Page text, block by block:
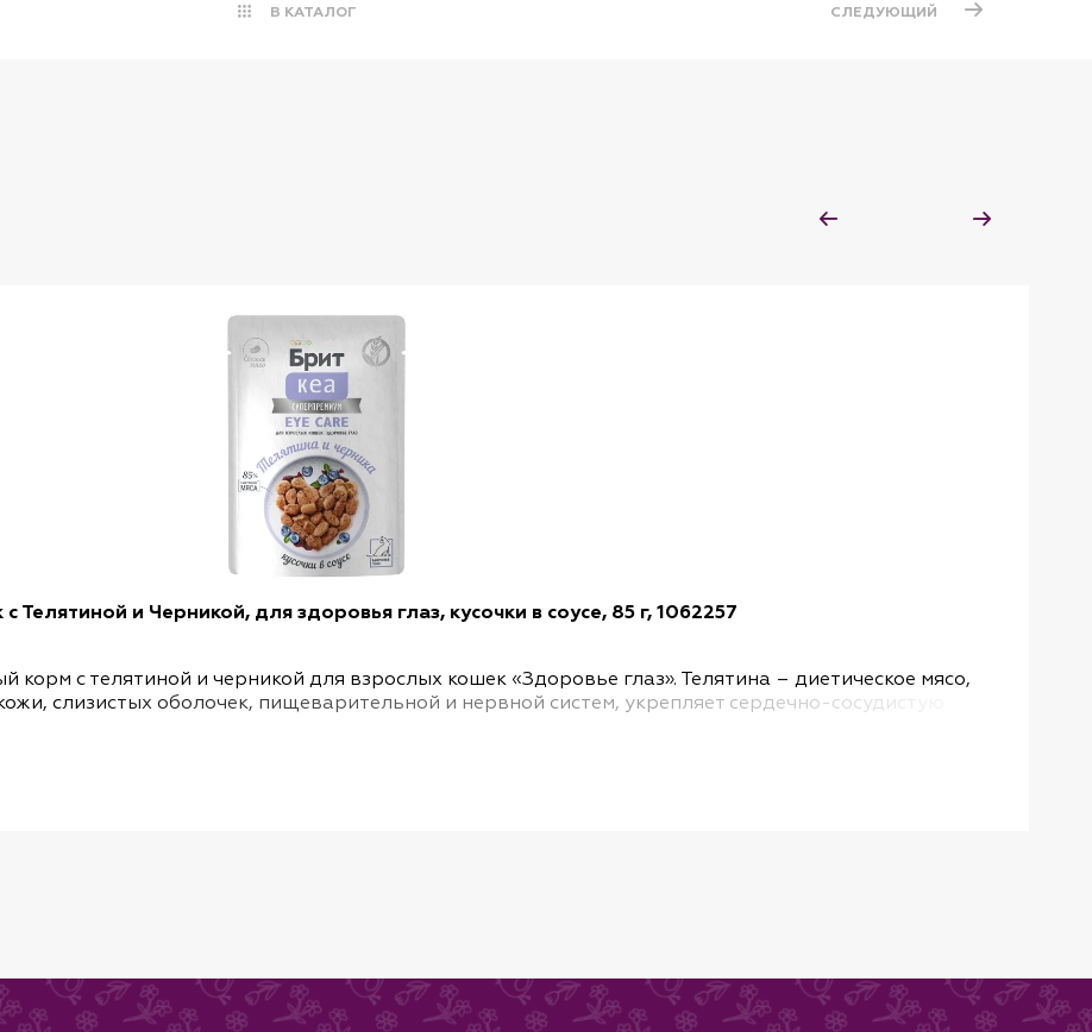
В КАТАЛОГ СЛЕДУЮЩИЙ
Телятиной и Черникой, для здоровья глаз, кусочки в соусе, 85 г, 1062257
с телятиной и черникой для взрослых кошек «Здоровье глаз». Телятина – диетическое мясо,
слизистых оболочек, пищеварительной и нервной систем, укрепляет сердечно-сосудистую
анемии.
таких как витамины А, С и группы В, марганец, магний и кальций и оказывает благоприятное